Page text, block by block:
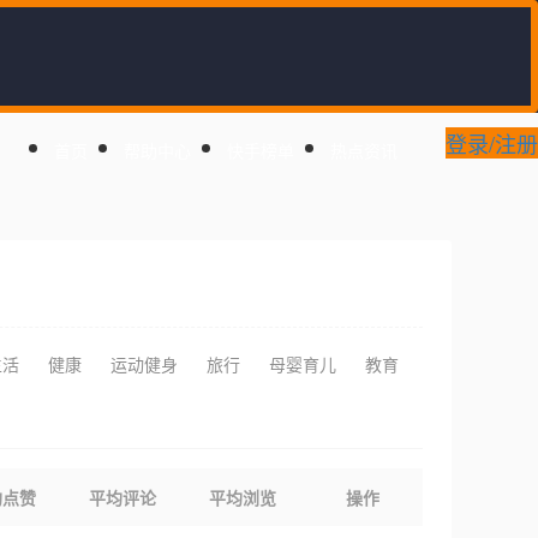
登录/注册
健康 运动健身 旅行 母婴育儿 教育
赞 平均评论 平均浏览 操作